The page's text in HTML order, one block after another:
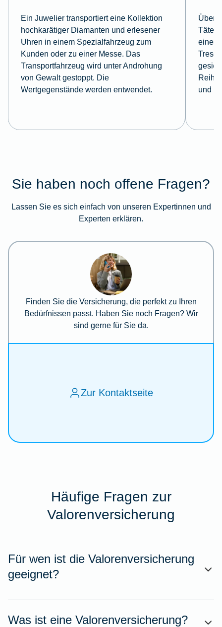
Ein Juwelier transportiert eine Kollektion
hochkarätiger Diamanten und erlesener
Uhren in einem Spezialfahrzeug zum
Kunden oder zu einer Messe. Das
Transportfahrzeug wird unter Androhung
von Gewalt gestoppt. Die
Wertgegenstände werden entwendet.
Über
Täter
eines
Reihe
und
Sie haben noch offene Fragen?
Lassen Sie es sich einfach von unseren Expertinnen und
Experten erklären.
Finden Sie die Versicherung, die perfekt zu Ihren
Bedürfnissen passt. Haben Sie noch Fragen? Wir
sind gerne für Sie da.
Zur Kontaktseite
Häufige Fragen zur
Valorenversicherung
Für wen ist die Valorenversicherung
geeignet?
Was ist eine Valorenversicherung?